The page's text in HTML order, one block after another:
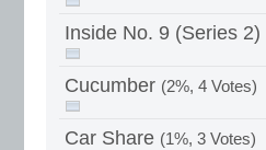
Inside No. 9 (Series 2)
Cucumber (2%, 4 Votes)
Car Share (1%, 3 Votes)